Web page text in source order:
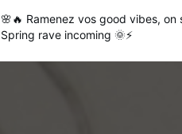
🌸🔥 Ramenez vos good vibes, on
Spring rave incoming 🌞⚡